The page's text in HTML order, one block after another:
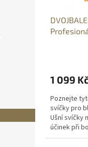
1 099
Poznejte
svíčky pro
Ušní svíčky
účinek při
hlavy,